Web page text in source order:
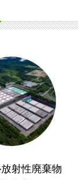
射性廃棄物